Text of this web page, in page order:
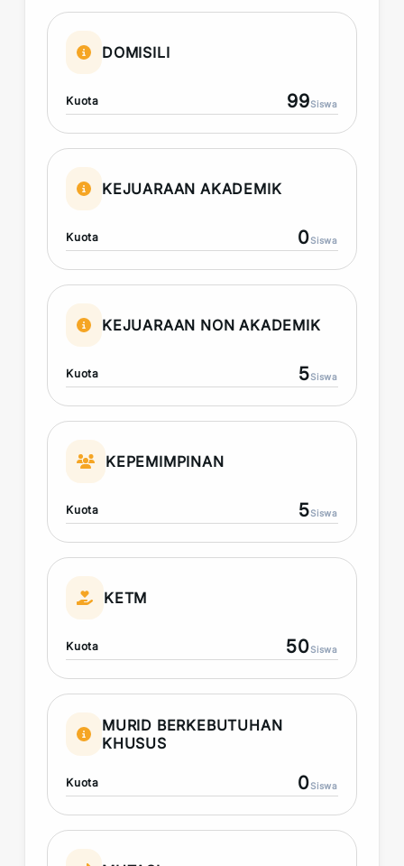
DOMISILI
Kuota 99Siswa
KEJUARAAN AKADEMIK
Kuota 0Siswa
KEJUARAAN NON AKADEMIK
Kuota 5Siswa
KEPEMIMPINAN
Kuota 5Siswa
KETM
Kuota 50Siswa
MURID BERKEBUTUHAN
KHUSUS
Kuota 0Siswa